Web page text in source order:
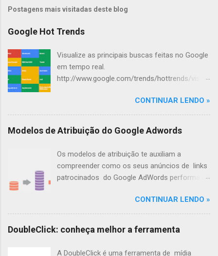
n
á
r
i
Postagens mais visitadas deste blog
Google Hot Trends
Visualize as principais buscas feitas no Google
em tempo real.
http://www.google.com/trends/hottrends/visual
CONTINUAR LENDO »
Modelos de Atribuição do Google Adwords
Os modelos de atribuição te auxiliam a
compreender como os seus anúncios de links
patrocinados do Google AdWords performam,
Ilustrando os Modelos de Atribuição Você vai a
uma lanchonete e decide comer tudo o que
tem direito: hambúrguer, batata-frita, milk
shake, sorvete e sucos. Ao chegar em casa,
CONTINUAR LENDO »
DoubleClick: conheça melhor a ferramenta
A DoubleClick é uma ferramenta de mídia